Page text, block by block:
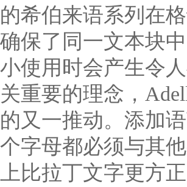
的希伯来语系列在
确保了同一文本块
小使用时会产生令
关重要的理念，
的又一推动。添加
个字母都必须与其
上比拉丁文字更方